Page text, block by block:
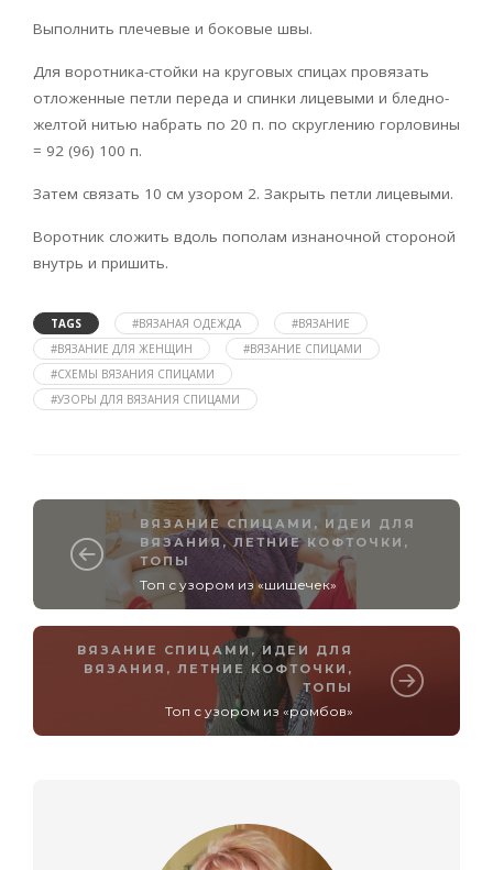
Выполнить плечевые и боковые швы.
Для воротника-стойки на круговых спицах провязать
отложенные петли переда и спинки лицевыми и бледно-
желтой нитью набрать по 20 п. по скруглению горловины
= 92 (96) 100 п.
Затем связать 10 см узором 2. Закрыть петли лицевыми.
Воротник сложить вдоль пополам изнаночной стороной
внутрь и пришить.
TAGS #ВЯЗАНАЯ ОДЕЖДА
#ВЯЗАНИЕ
#ВЯЗАНИЕ ДЛЯ ЖЕНЩИН
#ВЯЗАНИЕ СПИЦАМИ
#СХЕМЫ ВЯЗАНИЯ СПИЦАМИ
#УЗОРЫ ДЛЯ ВЯЗАНИЯ СПИЦАМИ
ВЯЗАНИЕ СПИЦАМИ , ИДЕИ ДЛЯ
ВЯЗАНИЯ,ЛЕТНИЕ КОФТОЧКИ,
ТОПЫ
Топ с узором из «шишечек»
ВЯЗАНИЕ СПИЦАМИ,ИДЕИ ДЛЯ
ВЯЗАНИЯ , ЛЕТНИЕ КОФТОЧКИ,
ТОПЫ
Топ с узором из «ромбов»